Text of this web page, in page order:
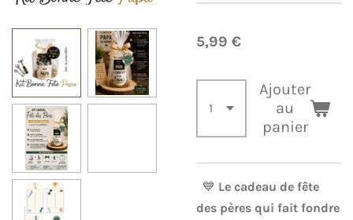
5,99 €
Ajouter
au
panier
💙 Le cadeau de fête
des pères qui fait fondre